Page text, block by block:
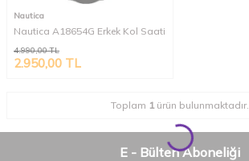
Nautica
Nautica A18654G Erkek Kol Saati
4.990,00TL
2.950,00 TL
Toplam 1ürün bulunmaktadır.
E - Bülten Aboneliği